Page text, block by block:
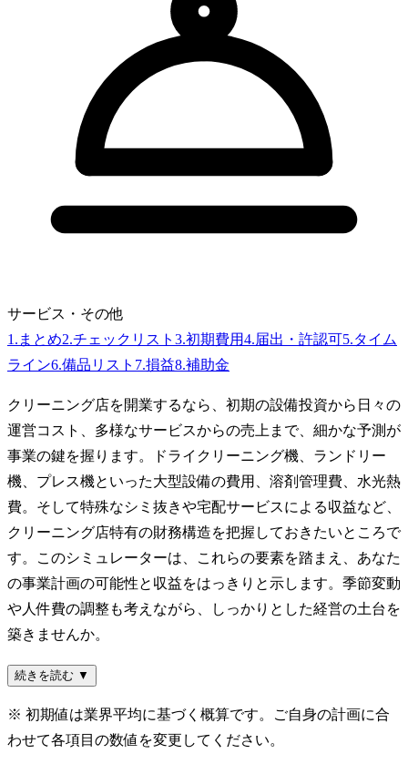
サービス・その他
1 . まとめ2.チェックリスト 3.初期費用4.届出・許認可5.タイム
ライン6.備品リスト 7.損益8.補助金
クリーニング店を開業するなら、初期の設備投資から日々の
運営コスト、多様なサービスからの売上まで、細かな予測が
事業の鍵を握ります。ドライクリーニング機、ランドリー
機、プレス機といった大型設備の費用、溶剤管理費、水光熱
費。そして特殊なシミ抜きや宅配サービスによる収益など、
クリーニング店特有の財務構造を把握しておきたいところで
す。このシミュレーターは、これらの要素を踏まえ、あなた
の事業計画の可能性と収益をはっきりと示します。季節変動
や人件費の調整も考えながら、しっかりとした経営の土台を
築きませんか。
続きを読む ▼
※ 初期値は業界平均に基づく概算です。ご自身の計画に合
わせて各項目の数値を変更してください。